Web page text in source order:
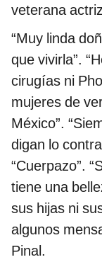
veterana
“Muy linda
que vivirla”.
cirugías ni
mujeres de
México”.
digan lo
“Cuerpazo”.
tiene una
sus hijas ni
algunos
Pinal.